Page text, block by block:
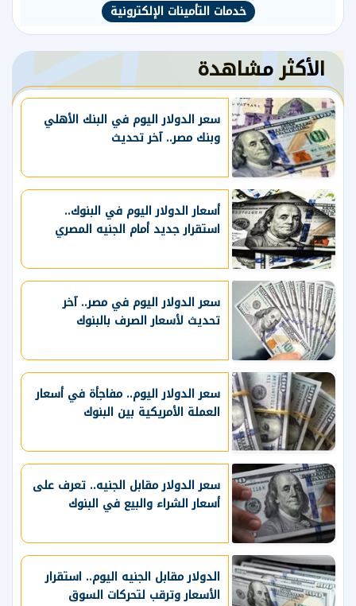
خدمات التأمينات الإلكترونية
الأكثر مشاهدة
سعر الدولار اليوم في البنك الأهلي
وبنك مصر.. آخر تحديث
أسعار الدولار اليوم في البنوك..
استقرار جديد أمام الجنيه المصري
سعر الدولار اليوم في مصر.. آخر
تحديث لأسعار الصرف بالبنوك
سعر الدولار اليوم.. مفاجأة في أسعار
العملة الأمريكية بين البنوك
سعر الدولار مقابل الجنيه.. تعرف على
أسعار الشراء والبيع في البنوك
الدولار مقابل الجنيه اليوم.. استقرار
الأسعار وترقب لتحركات السوق